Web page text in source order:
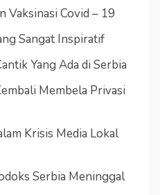
Vaksinasi Covid – 19
Sangat Inspiratif
Yang Ada di Serbia
Membela Privasi
Krisis Media Lokal
Serbia Meninggal